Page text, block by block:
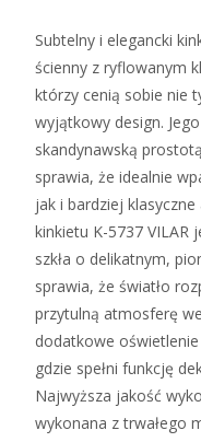
Subtelny i elegancki
ścienny z ryflowanym
którzy cenią sobie nie
wyjątkowy design.
skandynawską
sprawia, że idealnie
jak i bardziej
kinkietu K-5737 VILAR
szkła o delikatnym,
sprawia, że światło
przytulną atmosferę
dodatkowe
gdzie spełni funkcję
Najwyższa jakość
wykonana z trwałego